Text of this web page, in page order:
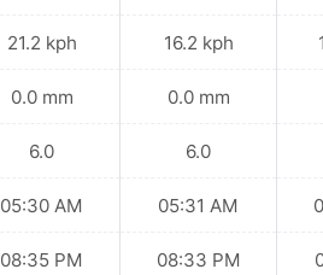
21.2 kph
0.0 mm
6.0
05:30 AM
08:35 PM
16.2 kph
0.0 mm
6.0
05:31 AM
08:33 PM